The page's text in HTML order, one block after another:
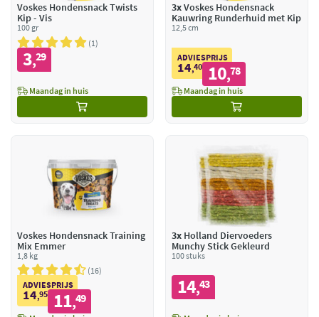
Voskes Hondensnack Twists
Kip - Vis
100 gr
1
3,29
Maandag in huis
3xVoskes Hondensnack
Kauwring Runderhuid met Kip
12,5 cm
ADVIESPRIJS
14,40 10,78
Maandag in huis
Voskes Hondensnack Training
Mix Emmer
1,8 kg
16
ADVIESPRIJS
14,95 11,49
3xHolland Diervoeders
Munchy Stick Gekleurd
100 stuks
14,43